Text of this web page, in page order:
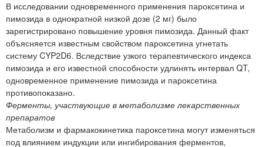
В исследовании одновременного применения пароксетина и
пимозида в однократной низкой дозе (2 мг) было
зарегистрировано повышение уровня пимозида. Данный факт
объясняется известным свойством пароксетина угнетать
систему CYP2D6. Вследствие узкого терапевтического индекса
пимозида и его известной способности удлинять интервал QT,
одновременное применение пимозида и пароксетина
противопоказано.
Ферменты, участвующие в метаболизме лекарственных
препаратов
Метаболизм и фармакокинетика пароксетина могут изменяться
под влиянием индукции или ингибирования ферментов,